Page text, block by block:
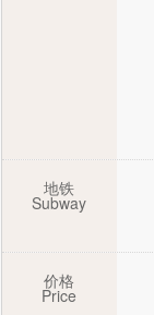
地铁
Subway
价格
Price